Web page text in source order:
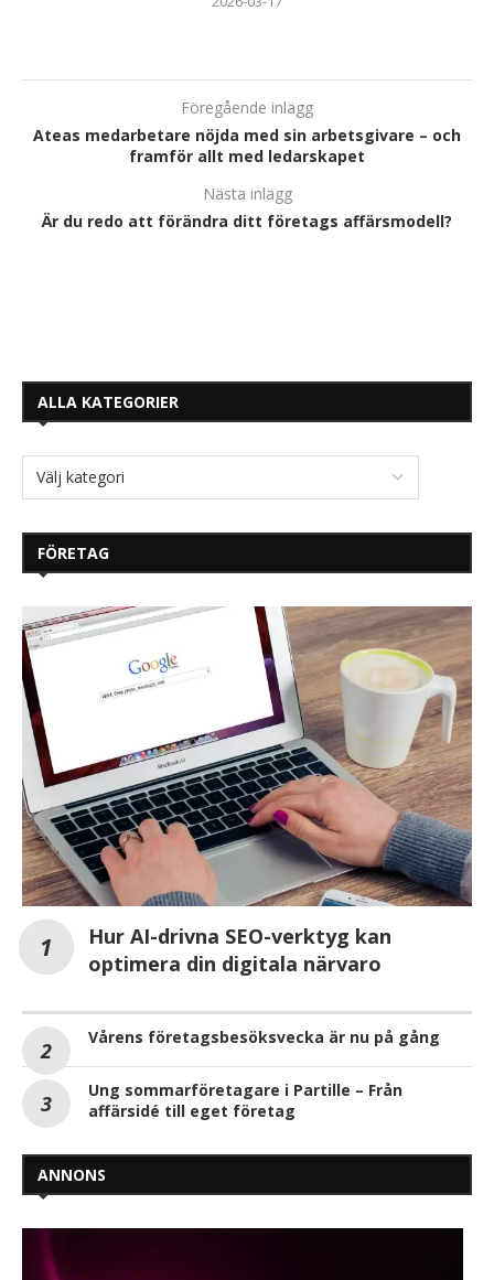
Föregående inlägg
Ateas medarbetare nöjda med sin arbetsgivare – och
framför allt med ledarskapet
Nästa inlägg
Är du redo att förändra ditt företags affärsmodell?
ALLA KATEGORIER
FÖRETAG
Hur AI-drivna SEO-verktyg kan
optimera din digitala närvaro
Vårens företagsbesöksvecka är nu på gång
Ung sommarföretagare i Partille – Från
affärsidé till eget företag
ANNONS